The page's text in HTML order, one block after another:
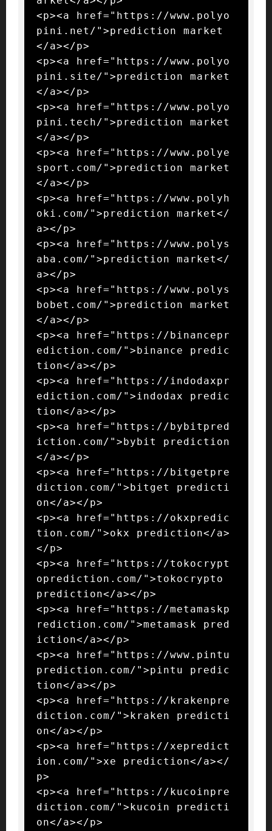
<p><a href="https://www.polyo
pini.net/">prediction market
</a></p>
<p><a href="https://www.polyo
pini.site/">prediction market
</a></p>
<p><a href="https://www.polyo
pini.tech/">prediction market
</a></p>
<p><a href="https://www.polye
sport.com/">prediction market
</a></p>
<p><a href="https://www.polyh
oki.com/">prediction market</
a></p>
<p><a href="https://www.polys
aba.com/">prediction market</
a></p>
<p><a href="https://www.polys
bobet.com/">prediction market
</a></p>
<p><a href="https://binancepr
ediction.com/">binance predic
tion</a></p>
<p><a href="https://indodaxpr
ediction.com/">indodax predic
tion</a></p>
<p><a href="https://bybitpred
iction.com/">bybit prediction
</a></p>
<p><a href="https://bitgetpre
diction.com/">bitget predicti
on</a></p>
<p><a href="https://okxpredic
tion.com/">okx prediction</a>
</p>
<p><a href="https://tokocrypt
oprediction.com/">tokocrypto
prediction</a></p>
<p><a href="https://metamaskp
rediction.com/">metamask pred
iction</a></p>
<p><a href="https://www.pintu
prediction.com/">pintu predic
tion</a></p>
<p><a href="https://krakenpre
diction.com/">kraken predicti
on</a></p>
<p><a href="https://xepredict
ion.com/">xe prediction</a></
p>
<p><a href="https://kucoinpre
diction.com/">kucoin predicti
on</a></p>